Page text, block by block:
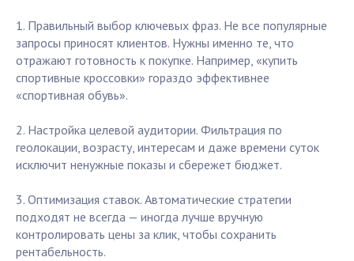
1. Правильный выбор ключевых фраз. Не все популярные
запросы приносят клиентов. Нужны именно те, что
отражают готовность к покупке. Например, «купить
спортивные кроссовки» гораздо эффективнее
«спортивная обувь».
2. Настройка целевой аудитории. Фильтрация по
геолокации, возрасту, интересам и даже времени суток
исключит ненужные показы и сбережет бюджет.
3. Оптимизация ставок. Автоматические стратегии
подходят не всегда — иногда лучше вручную
контролировать цены за клик, чтобы сохранить
рентабельность.